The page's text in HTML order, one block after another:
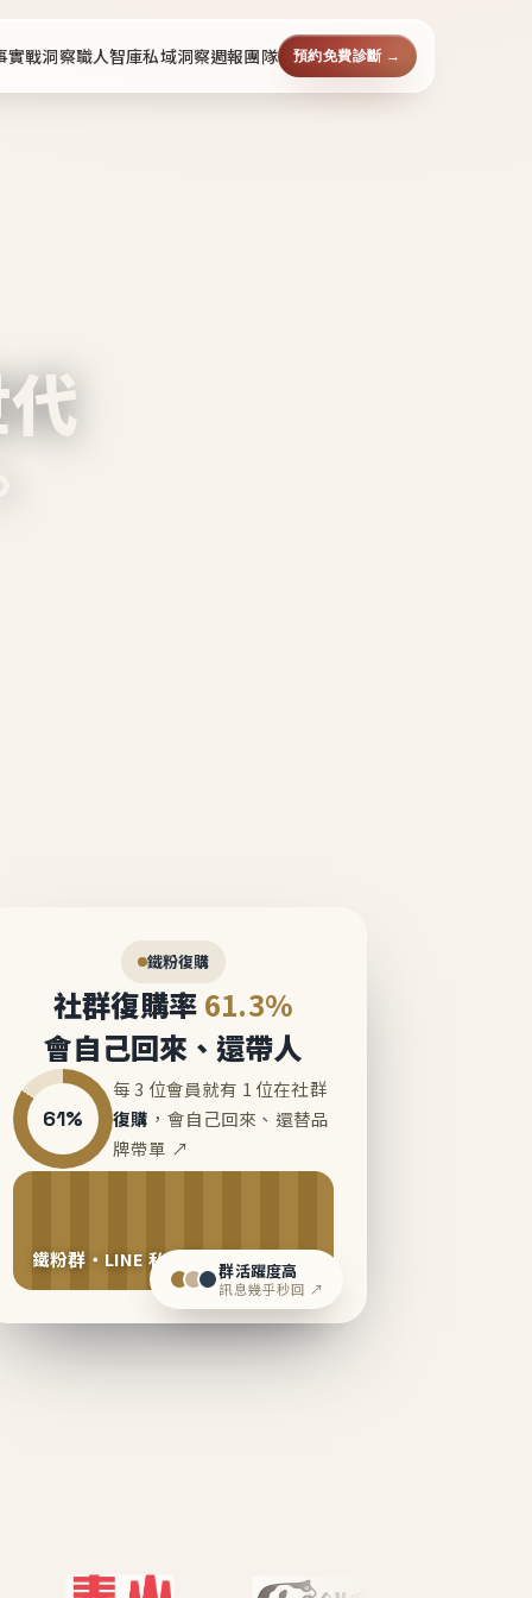
實戰洞察職人智庫私域洞察週報團隊 預約免費診斷 →
鐵粉復購
社群復購率 61.3%
會自己回來、還帶人
61%
每 3 位會員就有 1 位在社群
復購 ，會自己回來、還替品
牌帶單 ↗
鐵粉群・LINE 私域運營中群活躍度高
訊息幾乎秒回 ↗